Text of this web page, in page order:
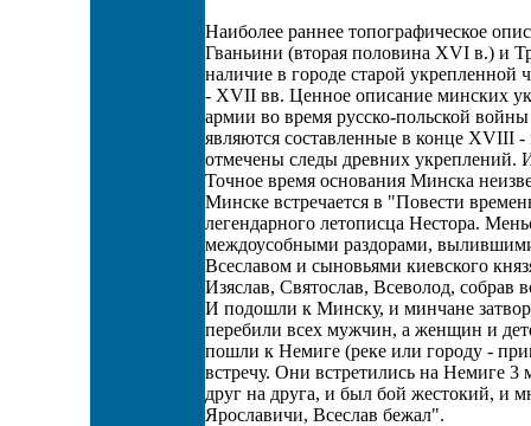
Наиболее раннее топографическое
Гваньини (вторая половина XVI в.) и
наличие в городе старой
- XVII вв. Ценное описание минских
армии во время русско-польской
являются составленные в конце XVIII
отмечены следы древних укреплений.
Точное время основания Минска
Минске встречается в "Повести
легендарного летописца Нестора.
междоусобными раздорами,
Всеславом и сыновьями киевского
Изяслав, Святослав, Всеволод,
И подошли к Минску, и минчане
перебили всех мужчин, а женщин и
пошли к Немиге (реке или городу -
встречу. Они встретились на Немиге
друг на друга, и был бой жестокий, и
Ярославичи, Всеслав бежал".